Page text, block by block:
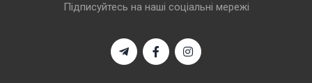
Підписуйтесь на наші соціальні мережі